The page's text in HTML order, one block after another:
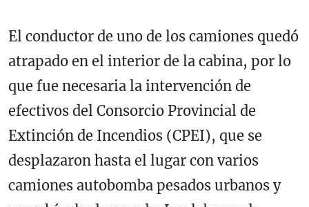
El conductor de uno de los camiones quedó
atrapado en el interior de la cabina, por lo
que fue necesaria la intervención de
efectivos del Consorcio Provincial de
Extinción de Incendios (CPEI), que se
desplazaron hasta el lugar con varios
camiones autobomba pesados urbanos y